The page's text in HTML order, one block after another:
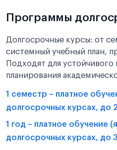
Программы
Долгосрочные курсы: от
системный учебный план,
Подходят для устойчивого
планирования
1 семестр – платное
долгосрочных курсах, до
1 год – платное обучение
долгосрочных курсах, до